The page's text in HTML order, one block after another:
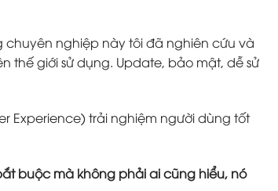
nghiệp này tôi đã nghiên cứu và
thế giới sử dụng. Update, bảo mật, dễ sử
Experience) trải nghiệm người dùng tốt
buộc mà không phải ai cũng hiểu, nó